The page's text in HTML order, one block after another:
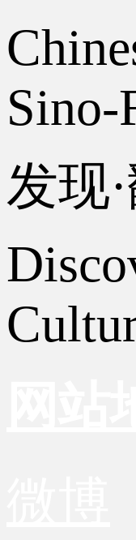
Sino-
发现